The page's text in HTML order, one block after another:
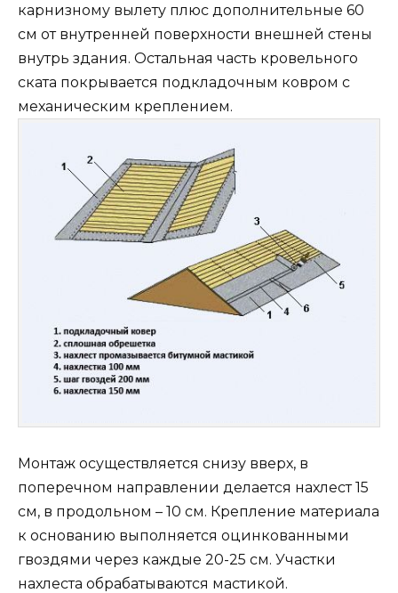
карнизному вылету плюс дополнительные 60
см от внутренней поверхности внешней стены
внутрь здания. Остальная часть кровельного
ската покрывается подкладочным ковром с
механическим креплением.
Монтаж осуществляется снизу вверх, в
поперечном направлении делается нахлест 15
см, в продольном – 10 см. Крепление материала
к основанию выполняется оцинкованными
гвоздями через каждые 20-25 см. Участки
нахлеста обрабатываются мастикой.